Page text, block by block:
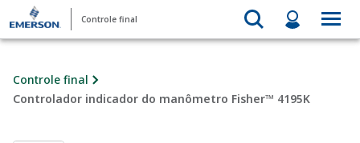
Controle final
Controle final
Controlador indicador do manômetro Fisher™ 4195K